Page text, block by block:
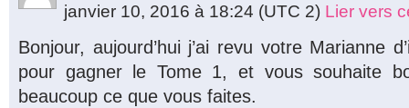
janvier 10, 2016 à 18:24 (UTC 2) Lier vers
Bonjour, aujourd’hui j’ai revu votre Marianne
pour gagner le Tome 1, et vous souhaite
beaucoup ce que vous faites.